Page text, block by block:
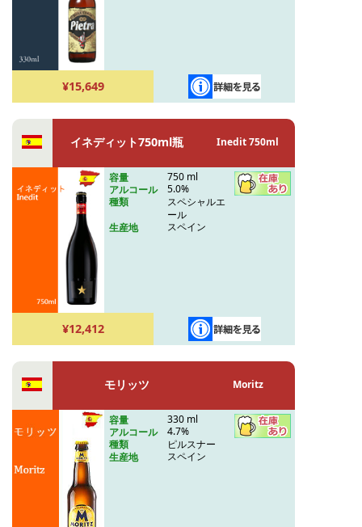
¥15,649
イネディット750ml瓶 Inedit 750ml
容量
750 ml
アルコール
5.0%
種類
スペシャルエ
ール
生産地
スペイン
¥12,412
モリッツ Moritz
容量
330 ml
アルコール
4.7%
種類
ピルスナー
生産地
スペイン